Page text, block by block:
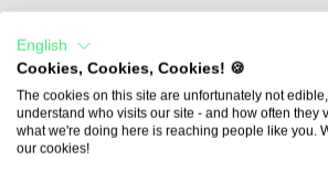
Aus- und Weiterbildungen
Für Lehre & Ausbildung
Media For You
Über Uns
English
Cookies, Cookies, Cookies! 🍪
The cookies on this site are unfortunately not
understand who visits our site - and how often they
what we're doing here is reaching people like you.
our cookies!